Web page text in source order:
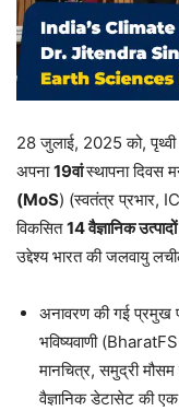
28 जुलाई, 2025 को, पृथ्वी
अपना19वांस्थापना दिवस
(MoS) (स्वतंत्र प्रभार,
विकसित14 वैज्ञानिक
उद्देश्य भारत की जलवायु
अनावरण की गई प्रमुख
भविष्यवाणी
मानचित्र, समुद्री
वैज्ञानिक डेटासेट की